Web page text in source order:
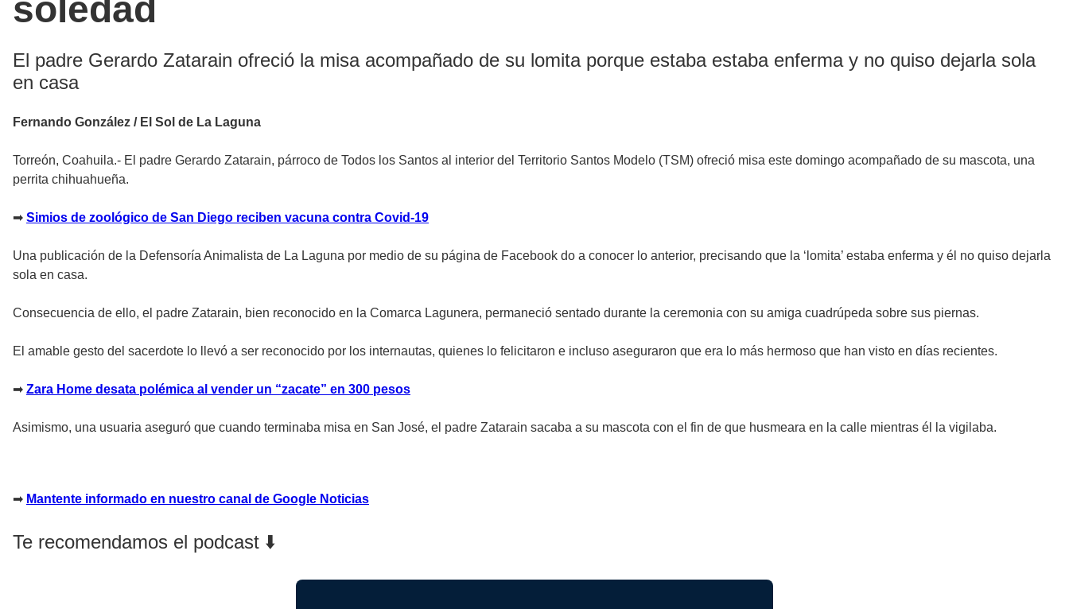
soledad
El padre Gerardo Zatarain ofreció la misa acompañado de su lomita porque estaba estaba enferma y no quiso dejarla sola
en casa
Fernando González / El Sol de La Laguna
Torreón, Coahuila.- El padre Gerardo Zatarain, párroco de Todos los Santos al interior del Territorio Santos Modelo (TSM) ofreció misa este domingo acompañado de su mascota, una
perrita chihuahueña.
➡ Simios de zoológico de San Diego reciben vacuna contra Covid-19
Una publicación de la Defensoría Animalista de La Laguna por medio de su página de Facebook do a conocer lo anterior, precisando que la ‘lomita’ estaba enferma y él no quiso dejarla
sola en casa.
Consecuencia de ello, el padre Zatarain, bien reconocido en la Comarca Lagunera, permaneció sentado durante la ceremonia con su amiga cuadrúpeda sobre sus piernas.
El amable gesto del sacerdote lo llevó a ser reconocido por los internautas, quienes lo felicitaron e incluso aseguraron que era lo más hermoso que han visto en días recientes.
➡ Zara Home desata polémica al vender un “zacate” en 300 pesos
Asimismo, una usuaria aseguró que cuando terminaba misa en San José, el padre Zatarain sacaba a su mascota con el fin de que husmeara en la calle mientras él la vigilaba.
➡ Mantente informado en nuestro canal de Google Noticias
Te recomendamos el podcast ⬇️